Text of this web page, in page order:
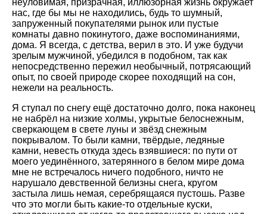
неуловимая, призрачная, иллюзорная жизнь окружает
нас, где бы мы не находились, будь то шумный,
запруженный покупателями рынок или пустые
комнаты давно покинутого, даже воспоминаниями,
дома. Я всегда, с детства, верил в это. И уже будучи
зрелым мужчиной, убедился в подобном, так как
непосредственно пережил необычный, потрясающий
опыт, по своей природе скорее походящий на сон,
нежели на реальность.
Я ступал по снегу ещё достаточно долго, пока наконец
не набрёл на низкие холмы, укрытые белоснежным,
сверкающем в свете луны и звёзд снежным
покрывалом. То были камни, твёрдые, ледяные
камни, невесть откуда здесь взявшиеся: по пути от
моего уединённого, затерянного в белом мире дома
мне не встречалось ничего подобного, ничто не
нарушало девственной белизны снега, кругом
застыла лишь немая, серебрящаяся пустошь. Разве
что это могли быть какие-то отдельные куски,